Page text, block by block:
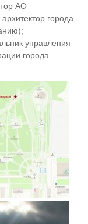
АО
города
управления
города